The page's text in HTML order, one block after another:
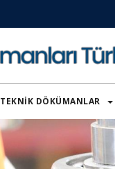
TEKNIK DÖKÜMANLAR